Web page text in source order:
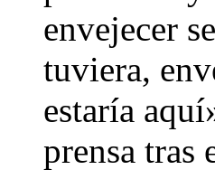
envejecer
tuviera,
estaría
prensa